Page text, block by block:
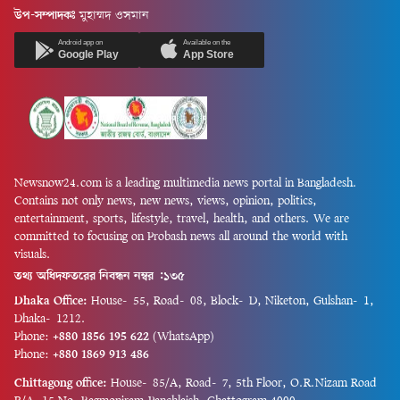
হট ফেভারিট বলা মোটেও
অতিরঞ্জন নয়।কোচ দিদিয়ে
দেশমের শিষ্যরা এখন এমন এক
আক্রান্ত, অর্থনৈতিকভাবে ধসে পড়া
সংকটাপন্ন বাংলাদেশকে গণতান্ত্রিক
ধারায় ফিরিয়ে আনার লক্ষ্যে...
উপ-সম্পাদকঃ মুহাম্মদ ওসমান
Android app on
Google Play
Available on the
App Store
Newsnow24.com is a leading multimedia news portal in Bangladesh.
Contains not only news, new news, views, opinion, politics,
entertainment, sports, lifestyle, travel, health, and others. We are
committed to focusing on Probash news all around the world with
visuals.
তথ্য অধিদফতরের নিবন্ধন নম্বর :১৩৫
Dhaka Office: House-55, Road-08, Block-D, Niketon, Gulshan-1,
Dhaka-1212.
Phone: +880 1856 195 622 (WhatsApp)
Phone: +880 1869 913 486
Chittagong office: House-85/A, Road-7, 5th Floor, O.R.Nizam Road